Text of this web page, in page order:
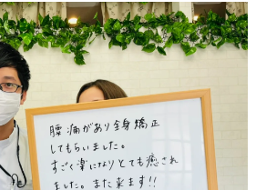
解消！もみほぐしがもたらす幸せな
タイルをサポートするもみほぐしの
みませんか？もみほぐしで得られる新
ロン エール施術ってどんなもの？